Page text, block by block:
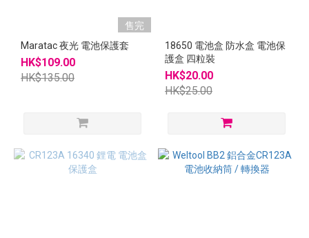
售完
Maratac 夜光 電池保護套
HK$109.00
HK$135.00
18650 電池盒 防水盒 電池保
護盒 四粒裝
HK$20.00
HK$25.00